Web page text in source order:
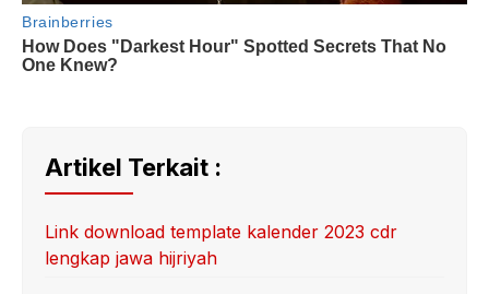
Artikel Terkait :
Link download template kalender 2023 cdr
lengkap jawa hijriyah